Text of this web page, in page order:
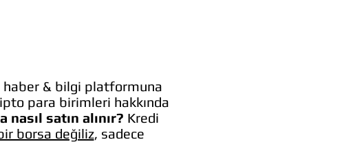
haber & bilgi platformuna
para birimleri hakkında
nasıl satın alınır? Kredi
borsa değiliz, sadece